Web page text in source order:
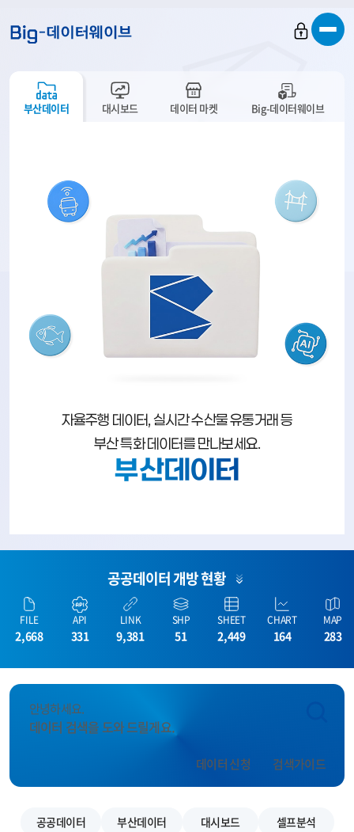
부산데이터 대시보드 데이터 마켓 Big-데이터웨이브
자율주행 데이터, 실시간 수산물 유통거래 등
부산 특화 데이터를 만나보세요.
부산데이터
공공데이터 개방 현황
FILE
2,668
API
331
LINK
9,381
SHP
51
SHEET
2,449
CHART
164
MAP
283
안녕하세요.
데이터 검색을 도와 드릴게요.
데이터 신청 검색가이드
공공데이터 부산데이터 대시보드 셀프분석